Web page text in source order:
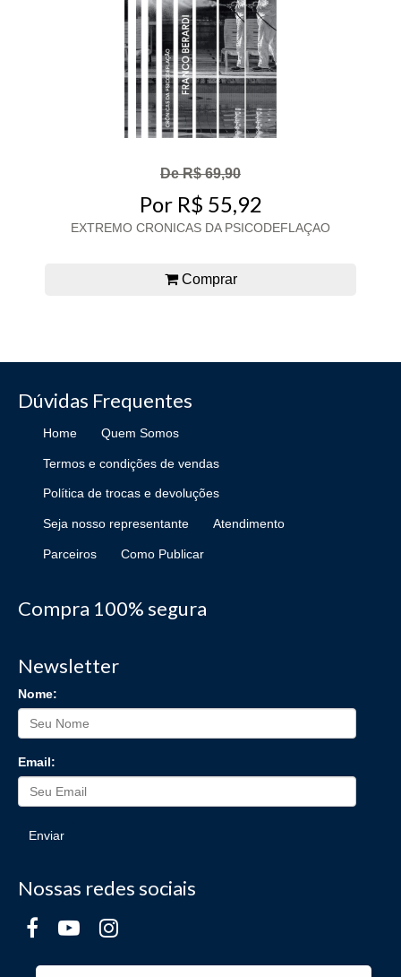
De R$ 69,90
Por R$ 55,92
EXTREMO CRONICAS DA PSICODEFLAÇAO
Comprar
Dúvidas Frequentes
Home Quem Somos
Termos e condições de vendas
Política de trocas e devoluções
Seja nosso representante Atendimento
Parceiros Como Publicar
Compra 100% segura
Newsletter
Nome:
Email:
Enviar
Nossas redes sociais